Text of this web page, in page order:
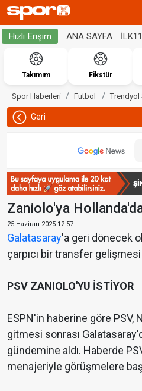
Hızlı Erişim ANA SAYFA
Takımım Fikstür
Spor Haberleri Futbol Trendyol
Geri
Zaniolo'ya
25 Haziran 2025 12:57
Galatasaray'a geri dönecek
çarpıcı bir transfer gelişmesi
PSV ZANIOLO'YU İSTİYOR
ESPN'in haberine göre PSV,
gitmesi sonrası
gündemine aldı. Haberde
menajeriyle görüşmelere